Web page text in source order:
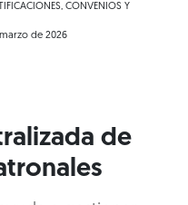
CONVENIOS Y
marzo de 2026
de